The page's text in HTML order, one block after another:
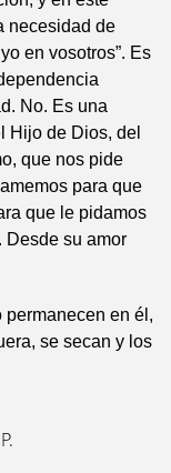
necesidad de
en vosotros”. Es
No. Es una
Hijo de Dios, del
que nos pide
para que
que le pidamos
Desde su amor
en él,
se secan y los